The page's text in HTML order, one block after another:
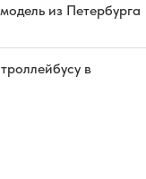
из Петербурга
в